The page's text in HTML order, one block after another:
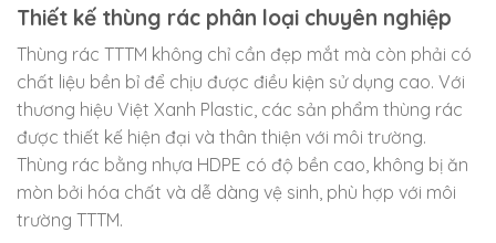
Thiết kế thùng rác phân loại chuyên nghiệp
Thùng rác TTTM không chỉ cần đẹp mắt mà còn phải có
chất liệu bền bỉ để chịu được điều kiện sử dụng cao. Với
thương hiệu Việt Xanh Plastic, các sản phẩm thùng rác
được thiết kế hiện đại và thân thiện với môi trường.
Thùng rác bằng nhựa HDPE có độ bền cao, không bị ăn
mòn bởi hóa chất và dễ dàng vệ sinh, phù hợp với môi
trường TTTM.